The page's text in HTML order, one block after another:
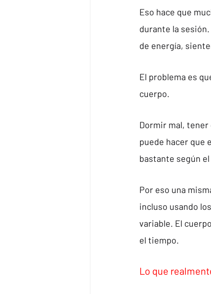
Eso hace que
durante la
de energía,
El problema es
cuerpo.
Dormir mal,
puede hacer que
bastante según
Por eso una
incluso usando
variable. El
el tiempo.
Lo que